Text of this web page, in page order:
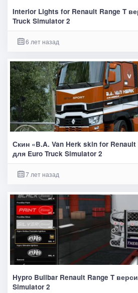
Interior Lights for Renault Range T
Truck Simulator 2
6 лет назад
Скин «B.A. Van Herk skin for
для Euro Truck Simulator 2
7 лет назад
Hypro Bullbar Renault Range T
Simulator 2